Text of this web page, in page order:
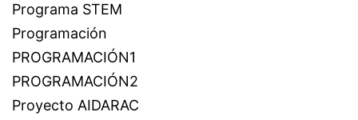
Programa STEM
Programación
PROGRAMACIÓN1
PROGRAMACIÓN2
Proyecto AIDARAC